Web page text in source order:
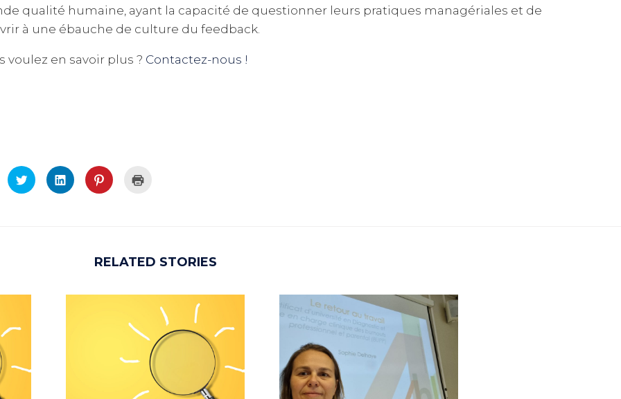
qualité humaine, ayant la capacité de questionner leurs pratiques managériales et de
à une ébauche de culture du feedback.
voulez en savoir plus ? Contactez-nous !
Cliquez
pour
partager
Cliquez
pour
partager
Cliquez
pour
partager
RELATED STORIES